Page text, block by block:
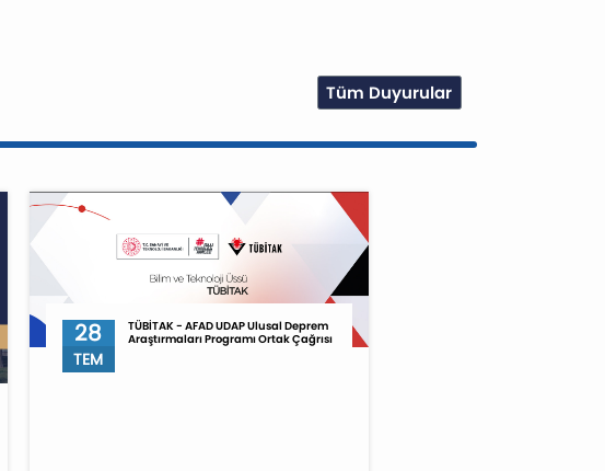
Tüm Duyurular
28
TEM
TÜBİTAK - AFAD UDAP Ulusal Deprem
Araştırmaları Programı Ortak Çağrısı